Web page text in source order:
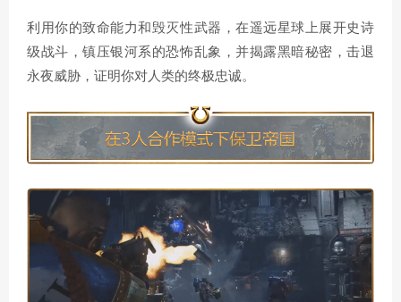
利用你的致命能力和毁灭性武器，在遥远星球上展开史诗
级战斗，镇压银河系的恐怖乱象，并揭露黑暗秘密，击退
永夜威胁，证明你对人类的终极忠诚。